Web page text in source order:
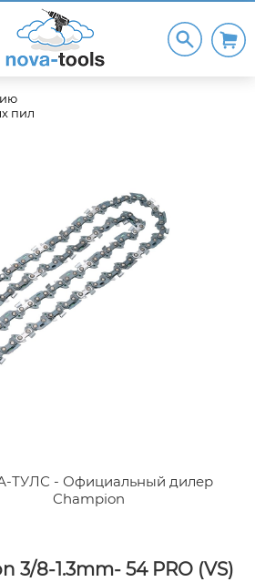
пил
ТУЛС - Официальный дилер
Champion
3/8-1.3mm- 54 PRO (VS)